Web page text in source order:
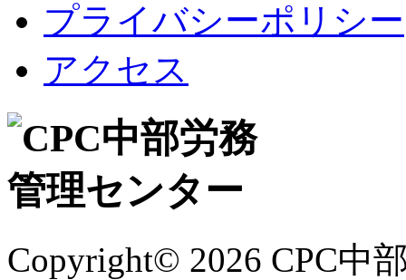
プライバシーポリシー
アクセス
Copyright© 2026 CPC中